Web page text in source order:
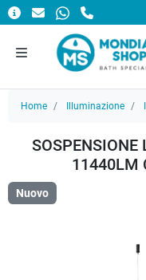
Home Illuminazione
SOSPENSIONE
11440LM
Nuovo